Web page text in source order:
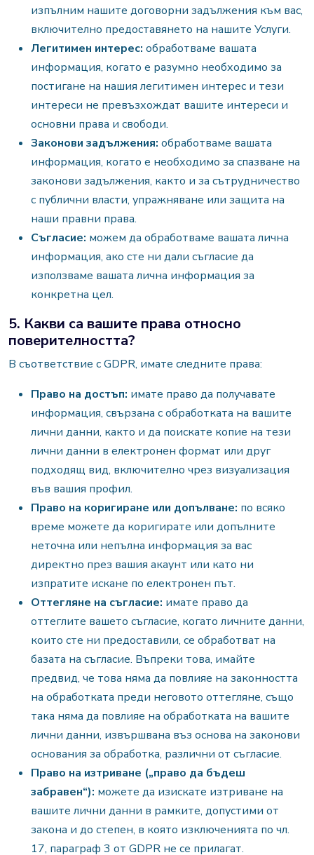
изпълним нашите договорни задължения към вас,
включително предоставянето на нашите Услуги.
Легитимен интерес: обработваме вашата
информация, когато е разумно необходимо за
постигане на нашия легитимен интерес и тези
интереси не превъзхождат вашите интереси и
основни права и свободи.
Законови задължения: обработваме вашата
информация, когато е необходимо за спазване на
законови задължения, както и за сътрудничество
с публични власти, упражняване или защита на
наши правни права.
Съгласие: можем да обработваме вашата лична
информация, ако сте ни дали съгласие да
използваме вашата лична информация за
конкретна цел.
5. Какви са вашите права относно
поверителността?
В съответствие с GDPR, имате следните права:
Право на достъп: имате право да получавате
информация, свързана с обработката на вашите
лични данни, както и да поискате копие на тези
лични данни в електронен формат или друг
подходящ вид, включително чрез визуализация
във вашия профил.
Право на коригиране или допълване: по всяко
време можете да коригирате или допълните
неточна или непълна информация за вас
директно през вашия акаунт или като ни
изпратите искане по електронен път.
Оттегляне на съгласие: имате право да
оттеглите вашето съгласие, когато личните данни,
които сте ни предоставили, се обработват на
базата на съгласие. Въпреки това, имайте
предвид, че това няма да повлияе на законността
на обработката преди неговото оттегляне, също
така няма да повлияе на обработката на вашите
лични данни, извършвана въз основа на законови
основания за обработка, различни от съгласие.
Право на изтриване („право да бъдеш
забравен“): можете да изискате изтриване на
вашите лични данни в рамките, допустими от
закона и до степен, в която изключенията по чл.
17, параграф 3 от GDPR не се прилагат.